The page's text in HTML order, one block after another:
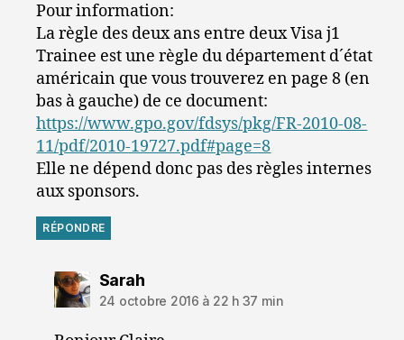
Pour information:
La règle des deux ans entre deux Visa j1
Trainee est une règle du département d´état
américain que vous trouverez en page 8 (en
bas à gauche) de ce document:
https://www.gpo.gov/fdsys/pkg/FR-2010-08-
11/pdf/2010-19727.pdf#page=8
Elle ne dépend donc pas des règles internes
aux sponsors.
RÉPONDRE
Sarahdit :
24 octobre 2016 à 22 h 37 min